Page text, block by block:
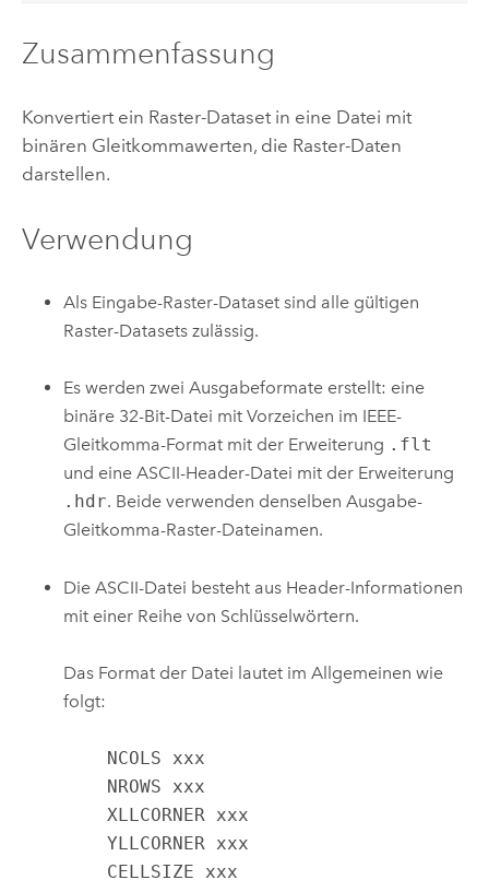
Zusammenfassung
Konvertiert ein Raster-Dataset in eine Datei mit
binären Gleitkommawerten, die Raster-Daten
darstellen.
Verwendung
Als Eingabe-Raster-Dataset sind alle gültigen
Raster-Datasets zulässig.
Es werden zwei Ausgabeformate erstellt: eine
binäre 32-Bit-Datei mit Vorzeichen im IEEE-
Gleitkomma-Format mit der Erweiterung .flt
und eine ASCII-Header-Datei mit der Erweiterung
.hdr. Beide verwenden denselben Ausgabe-
Gleitkomma-Raster-Dateinamen.
Die ASCII-Datei besteht aus Header-Informationen
mit einer Reihe von Schlüsselwörtern.
Das Format der Datei lautet im Allgemeinen wie
folgt:
    XLLCORNER xxx
    YLLCORNER xxx